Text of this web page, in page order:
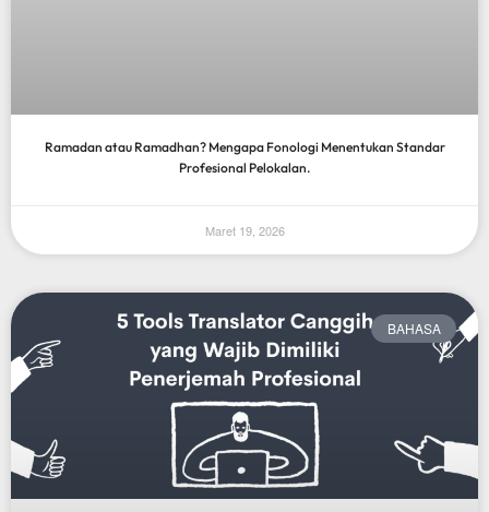
Ramadan atau Ramadhan? Mengapa Fonologi Menentukan Standar
Profesional Pelokalan.
Maret 19, 2026
BAHASA